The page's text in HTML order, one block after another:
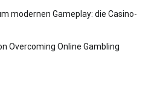
modernen Gameplay: die Casino-
Overcoming Online Gambling